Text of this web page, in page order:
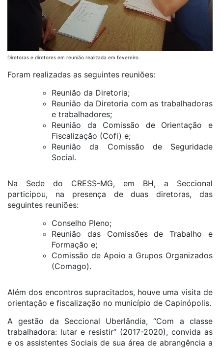
Diretoras e diretores em reunião realizada em fevereiro.
Foram realizadas as seguintes reuniões:
Reunião da Diretoria;
Reunião da Diretoria com as trabalhadoras
e trabalhadores;
Reunião da Comissão de Orientação e
Fiscalização (Cofi) e;
Reunião da Comissão de Seguridade
Social.
Na Sede do CRESS-MG, em BH, a Seccional
participou, na presença de duas diretoras, das
seguintes reuniões:
Conselho Pleno;
Reunião das Comissões de Trabalho e
Formação e;
Comissão de Apoio a Grupos Organizados
(Comago).
Além dos encontros supracitados, houve uma visita de
orientação e fiscalização no município de Capinópolis.
A gestão da Seccional Uberlândia, “Com a classe
trabalhadora: lutar e resistir” (2017-2020), convida as
e os assistentes Sociais de sua área de abrangência a